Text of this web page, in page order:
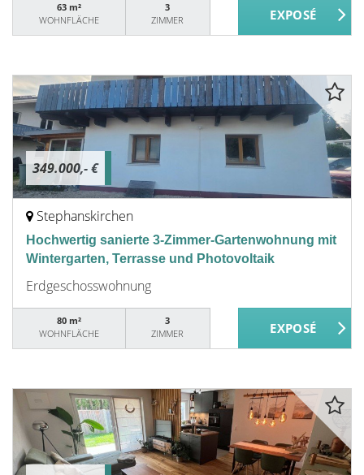
63 m²
WOHNFLÄCHE
3
ZIMMER
349.000,- €
Stephanskirchen
Hochwertig sanierte 3-Zimmer-Gartenwohnung mit
Wintergarten, Terrasse und Photovoltaik
Erdgeschosswohnung
80 m²
WOHNFLÄCHE
3
ZIMMER